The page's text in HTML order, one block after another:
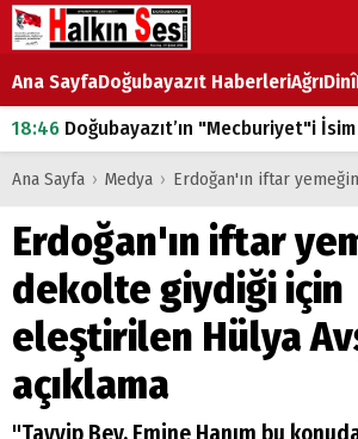
Ana SayfaDoğubayazıt HaberleriAğrıDinî
18:46 Doğubayazıt’ın "Mecburiyet"i İsim Tutmuyor:
07:53Doğubayazıt’ta Ekmek Fiyatlarına
Doğubayazıt'ta çocukların
07:00 DEVLET ve HÜKÜMET
18:29ÇARŞI CADDESİ YAZ BOZ TAHTASI
Ana Sayfa › Medya › Erdoğan'ın iftar yemeğinde dekolte giydiği
Erdoğan'ın iftar
dekolte giydiği için
eleştirilen Hülya
açıklama